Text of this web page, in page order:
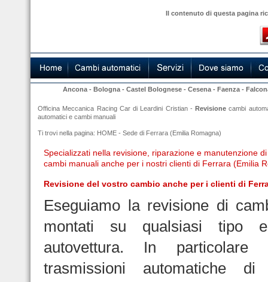
Il contenuto di questa pagina
Ancona- Bologna- Castel Bolognese- Cesena- Faenza-
Officina Meccanica Racing Car di Leardini Cristian -Revisione cambi
automatici e cambi manuali
Ti trovi nella pagina: HOME - Sede di Ferrara (Emilia Romagna)
Specializzati nella revisione, riparazione e manutenzione
cambi manuali anche per i nostri clienti di Ferrara (Emilia
Revisione del vostro cambio anche per i clienti di
Eseguiamo la revisione di
montati su qualsiasi tipo
autovettura. In particolare
trasmissioni automatiche